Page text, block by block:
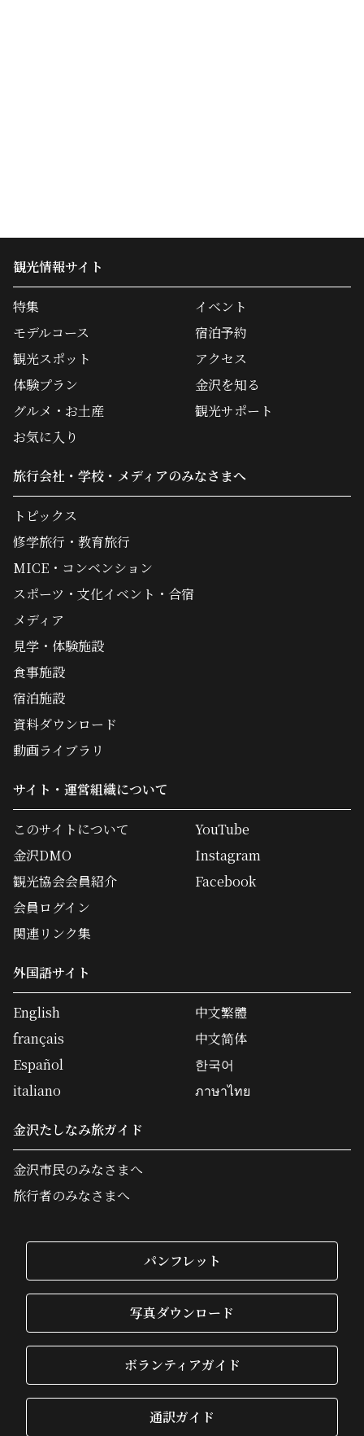
観光情報サイト
特集
モデルコース
観光スポット
体験プラン
グルメ・お土産
イベント
宿泊予約
アクセス
金沢を知る
観光サポート
お気に入り
旅行会社・学校・メディアのみなさまへ
トピックス
修学旅行・教育旅行
MICE・コンベンション
スポーツ・文化イベント・合宿
メディア
見学・体験施設
食事施設
宿泊施設
資料ダウンロード
動画ライブラリ
サイト・運営組織について
このサイトについて
金沢DMO
観光協会会員紹介
会員ログイン
関連リンク集
YouTube
Instagram
Facebook
外国語サイト
English
français
Español
italiano
中文繁體
中文简体
한국어
ภาษาไทย
金沢たしなみ旅ガイド
金沢市民のみなさまへ
旅行者のみなさまへ
パンフレット
写真ダウンロード
ボランティアガイド
通訳ガイド